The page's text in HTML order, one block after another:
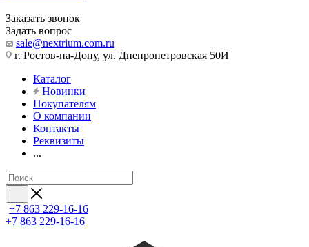
Заказать звонок
Задать вопрос
sale@nextrium.com.ru
г. Ростов-на-Дону, ул. Днепропетровская 50И
Каталог
Новинки
Покупателям
О компании
Контакты
Реквизиты
...
+7 863 229-16-16
+7 863 229-16-16